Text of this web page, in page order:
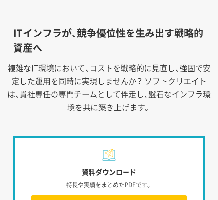
ITインフラが、競争優位性を生み出す戦略的
資産へ
複雑なIT環境において、コストを戦略的に見直し、強固で安
定した運用を同時に実現しませんか？ ソフトクリエイト
は、貴社専任の専門チームとして伴走し、盤石なインフラ環
境を共に築き上げます。
資料ダウンロード
特長や実績をまとめたPDFです。